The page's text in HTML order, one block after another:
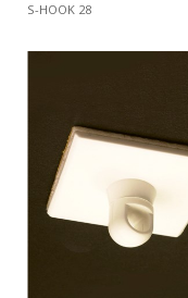
S-HOOK 28